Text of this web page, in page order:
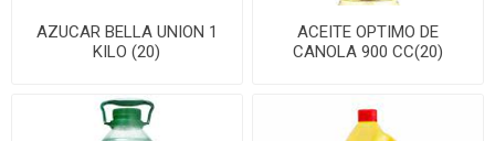
AZUCAR BELLA UNION 1
KILO (20)
ACEITE OPTIMO DE
CANOLA 900 CC(20)